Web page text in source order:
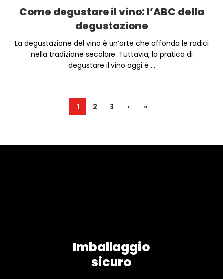
Come degustare il vino: l’ABC della
degustazione
La degustazione del vino è un’arte che affonda le radici
nella tradizione secolare. Tuttavia, la pratica di
degustare il vino oggi è ...
1 2 3 › »
Imballaggio
sicuro